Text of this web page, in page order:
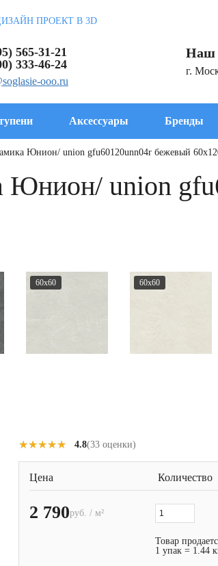
ПРОЕКТ В 3D
565-31-21
333-46-24
ooo.ru
Наш
г.
Аксессуары Бренды
Юнион/ union gfu60120unn04r бежевый
Юнион/ union
60x60 60x60
★★★★★
★★★★★ 4.8(33 оценки)
Цена Количество
2 790руб. / м²
Товар
1 упак = 1.44